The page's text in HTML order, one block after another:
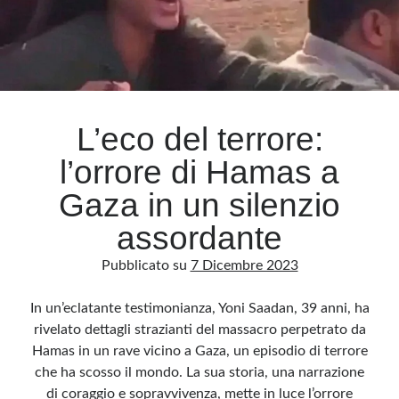
Categorie
Categorie
senza alcuna periodicità. Non può pertanto considerarsi un prodotto editoriale ai
ritenuti offensivi o lesivi dell’immagine o dell’onorabilità di terzi, di genere spam,
razzisti o che contengano dati personali non conformi al rispetto delle norme sulla
privacy. Alcune immagini inserite in questo blog sono tratte da Internet e, pertanto,
considerate di pubblico dominio. Qualora la loro pubblicazione violasse eventuali
diritti d’autore, vi invito a comunicarlo via e-mail a info[at]dinovalle.it e saranno
immediatamente rimosse. L’autore del blog non è responsabile dei siti collegati
tramite link né del loro contenuto, che può essere soggetto a variazioni nel tempo.
L’eco del terrore:
l’orrore di Hamas a
Gaza in un silenzio
assordante
Pubblicato su 7 Dicembre 2023
In un’eclatante testimonianza, Yoni Saadan, 39 anni, ha
rivelato dettagli strazianti del massacro perpetrato da
Hamas in un rave vicino a Gaza, un episodio di terrore
che ha scosso il mondo. La sua storia, una narrazione
di coraggio e sopravvivenza, mette in luce l’orrore